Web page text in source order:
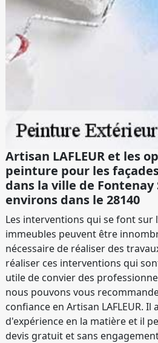
Artisan LAFLEUR et les
peinture pour les
dans la ville de Fontenay
environs dans le 28140
Les interventions qui se font sur
immeubles peuvent être
nécessaire de réaliser des
réaliser ces interventions qui
utile de convier des
nous pouvons vous
confiance en Artisan LAFLEUR. Il
d'expérience en la matière et il
devis gratuit et sans